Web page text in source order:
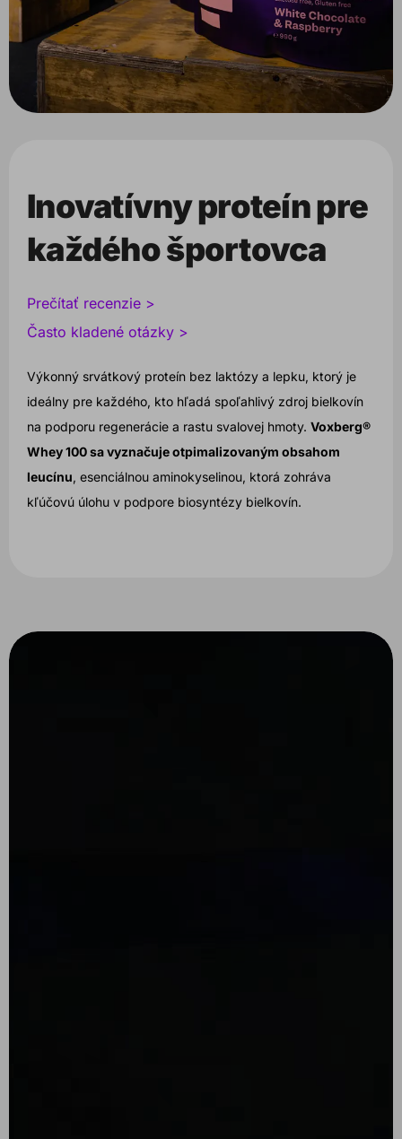
Inovatívny proteín pre
každého športovca
Prečítať recenzie >
Často kladené otázky >
Výkonný srvátkový proteín bez laktózy a lepku, ktorý je
ideálny pre každého, kto hľadá spoľahlivý zdroj bielkovín
na podporu regenerácie a rastu svalovej hmoty. Voxberg®
Whey 100 sa vyznačuje otpimalizovaným obsahom
leucínu, esenciálnou aminokyselinou, ktorá zohráva
kľúčovú úlohu v podpore biosyntézy bielkovín.